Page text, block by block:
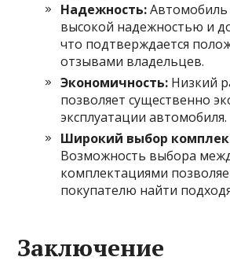
Надежность:Автомобиль
высокой надежностью и
что подтверждается
отзывами владельцев.
Экономичность: Низкий
позволяет существенно
эксплуатации автомобиля.
Широкий выбор
Возможность выбора
комплектациями
покупателю найти
Заключение